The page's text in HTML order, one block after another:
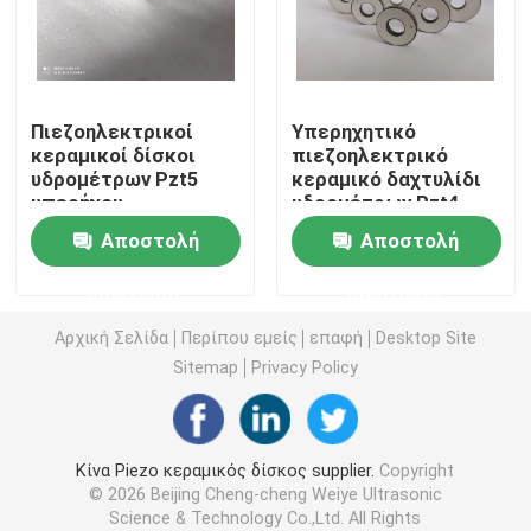
πιεζοηλεκτρικός υπερηχητικός μετατροπέας
Υποβρύχιες υπερήχων αισθητήριο
Ψηφιακή υπερηχητική γεννήτρια
Υπερήχων μηχάνημα καθαρισμού
Υπερηχητικός διακόπτης κυττάρων
Υπερηχητικός αντιδραστήρας
Πιεζοηλεκτρικοί
κεραμικοί δίσκοι
υδρομέτρων Pzt5
υπερήχου
Αποστολή
Υπερηχητικό
πιεζοηλεκτρικό
κεραμικό δαχτυλίδι
υδρομέτρων Pzt4
Αποστολή
Αρχική Σελίδα Περίπου εμείς επαφή
Desktop Site
Sitemap
Privacy Policy
Κίνα Piezo κεραμικός δίσκος supplier. Copyright
© 2026 Beijing Cheng-cheng Weiye Ultrasonic
Science & Technology Co.,Ltd. All Rights